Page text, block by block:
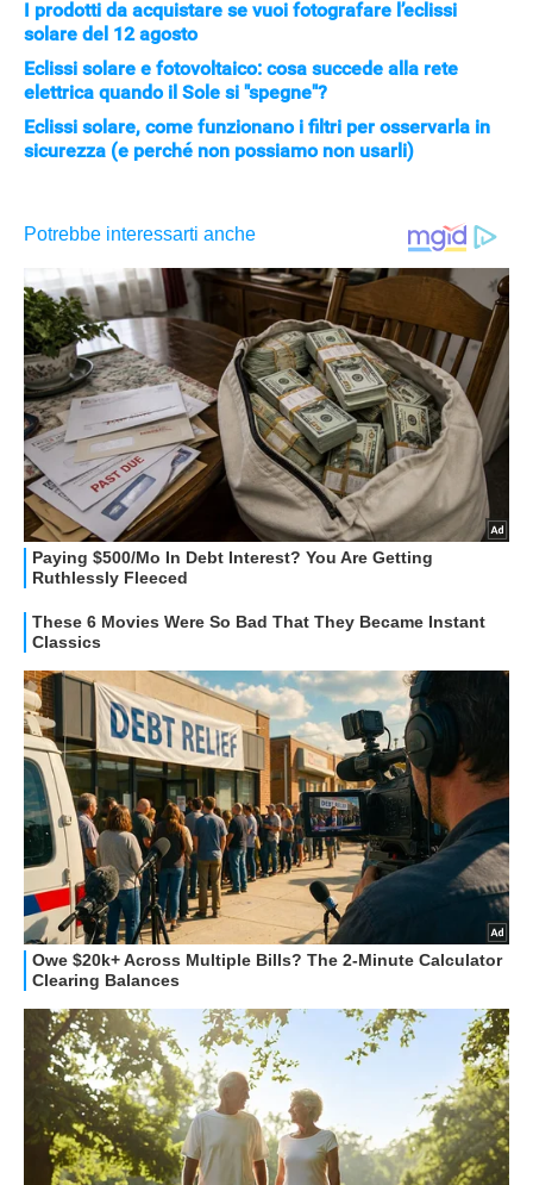
APPLE
I prodotti da acquistare se vuoi fotografare l’eclissi
solare del 12 agosto
Eclissi solare e fotovoltaico: cosa succede alla rete
elettrica quando il Sole si "spegne"?
Eclissi solare, come funzionano i filtri per osservarla in
sicurezza (e perché non possiamo non usarli)